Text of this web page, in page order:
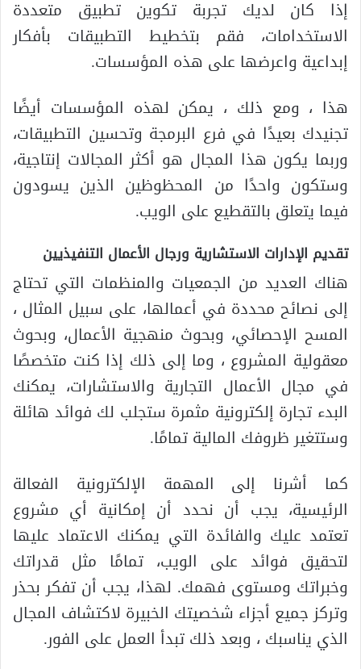
إذا كان لديك تجربة تكوين تطبيق متعددة
الاستخدامات، فقم بتخطيط التطبيقات بأفكار
إبداعية واعرضها على هذه المؤسسات.
هذا ، ومع ذلك ، يمكن لهذه المؤسسات أيضًا
تجنيدك بعيدًا في فرع البرمجة وتحسين التطبيقات،
وربما يكون هذا المجال هو أكثر المجالات إنتاجية،
وستكون واحدًا من المحظوظين الذين يسودون
فيما يتعلق بالتقطيع على الويب.
تقديم الإدارات الاستشارية ورجال الأعمال التنفيذيين
هناك العديد من الجمعيات والمنظمات التي تحتاج
إلى نصائح محددة في أعمالها، على سبيل المثال ،
المسح الإحصائي، وبحوث منهجية الأعمال، وبحوث
معقولية المشروع ، وما إلى ذلك إذا كنت متخصصًا
في مجال الأعمال التجارية والاستشارات، يمكنك
البدء تجارة إلكترونية مثمرة ستجلب لك فوائد هائلة
وستتغير ظروفك المالية تمامًا.
كما أشرنا إلى المهمة الإلكترونية الفعالة
الرئيسية، يجب أن نحدد أن إمكانية أي مشروع
تعتمد عليك والفائدة التي يمكنك الاعتماد عليها
لتحقيق فوائد على الويب، تمامًا مثل قدراتك
وخبراتك ومستوى فهمك. لهذا، يجب أن تفكر بحذر
وتركز جميع أجزاء شخصيتك الخبيرة لاكتشاف المجال
الذي يناسبك ، وبعد ذلك تبدأ العمل على الفور.